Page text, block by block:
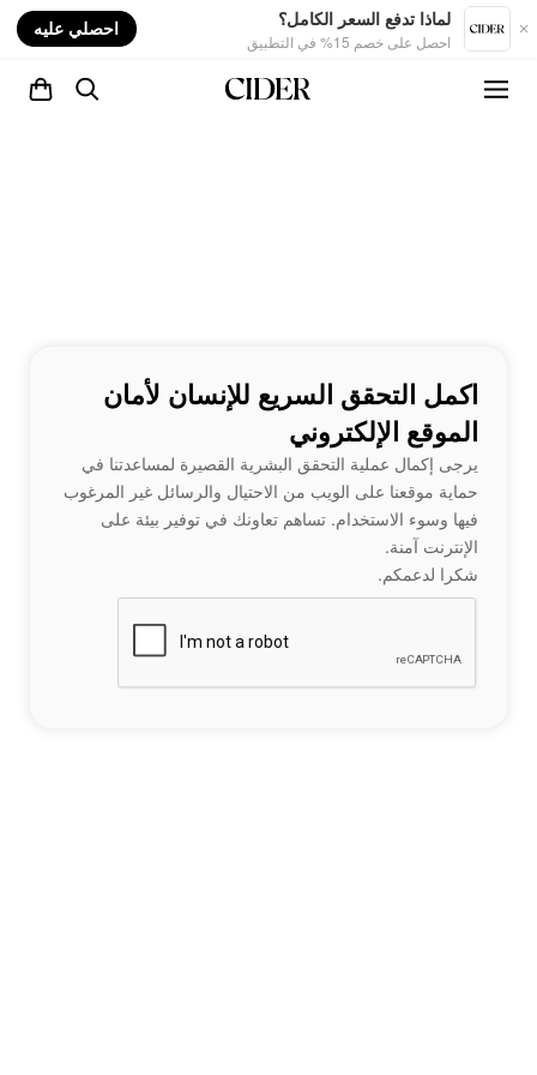
لماذا تدفع السعر الكامل؟
احصل على خصم 15% في التطبيق
احصلي عليه
اكمل التحقق السريع للإنسان لأمان
الموقع الإلكتروني
يرجى إكمال عملية التحقق البشرية القصيرة لمساعدتنا في
حماية موقعنا على الويب من الاحتيال والرسائل غير المرغوب
فيها وسوء الاستخدام. تساهم تعاونك في توفير بيئة على
الإنترنت آمنة.
شكرا لدعمكم.